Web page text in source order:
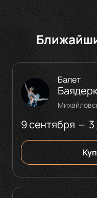
9 сентября —
Балет